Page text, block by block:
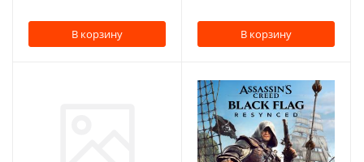
В корзину В корзину